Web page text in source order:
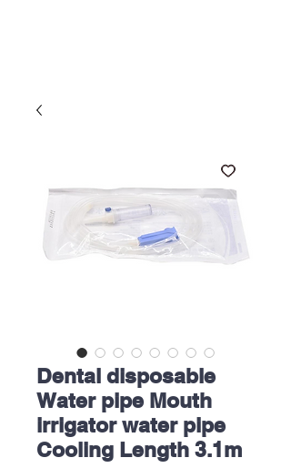
Dental disposable
Water pipe Mouth
irrigator water pipe
Cooling Length 3.1m